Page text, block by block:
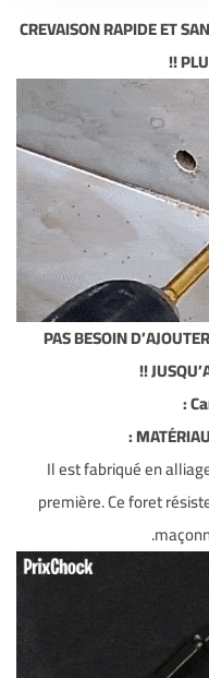
CREVAISON RAPIDE ET
PAS BESOIN
Il est fabriqué en
première. Ce foret